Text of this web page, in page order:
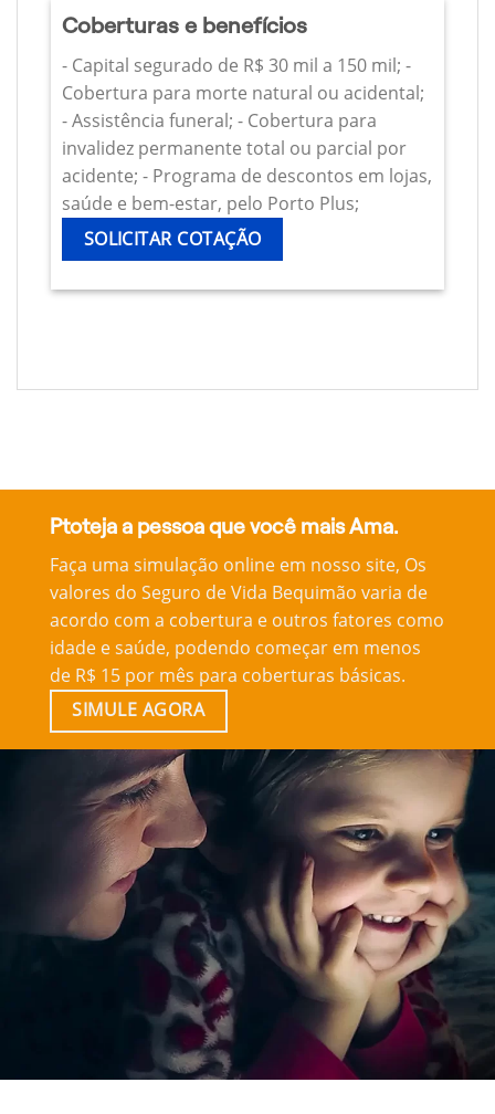
Coberturas e benefícios
- Capital segurado de R$ 30 mil a 150 mil; -
Cobertura para morte natural ou acidental;
- Assistência funeral; - Cobertura para
invalidez permanente total ou parcial por
acidente; - Programa de descontos em lojas,
saúde e bem-estar, pelo Porto Plus;
SOLICITAR COTAÇÃO
Ptoteja a pessoa que você mais Ama.
Faça uma simulação online em nosso site, Os
valores do Seguro de Vida Bequimão varia de
acordo com a cobertura e outros fatores como
idade e saúde, podendo começar em menos
de R$ 15 por mês para coberturas básicas.
SIMULE AGORA